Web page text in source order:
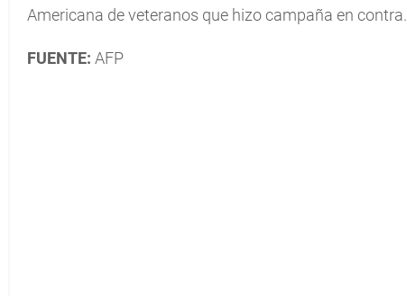
Americana de veteranos que hizo campaña en contra.
FUENTE: AFP